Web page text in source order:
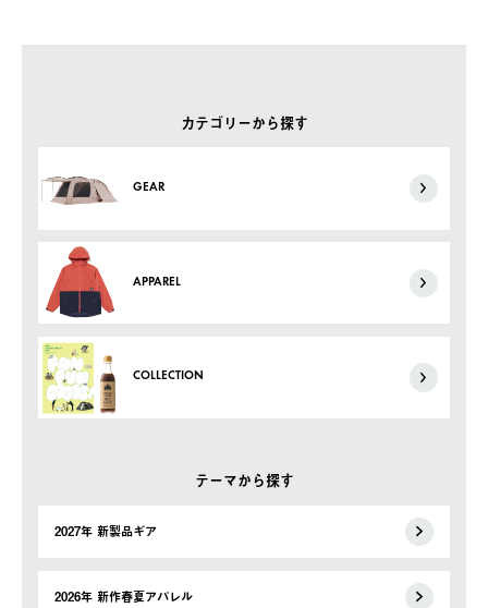
カテゴリーから探す
GEAR
APPAREL
COLLECTION
テーマから探す
2027年 新製品ギア
2026年 新作春夏アパレル